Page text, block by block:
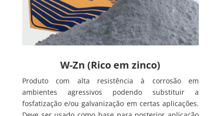
W-Zn (Rico em zinco)
Produto com alta resistência à corrosão em
ambientes agressivos podendo substituir a
fosfatização e/ou galvanização em certas aplicações.